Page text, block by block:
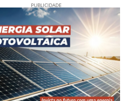
PUBLICIDADE